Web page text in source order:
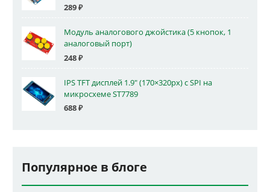
289₽
Модуль аналогового джойстика (5 кнопок, 1
аналоговый порт)
248₽
IPS TFT дисплей 1.9" (170×320px) с SPI на
микросхеме ST7789
688₽
Популярное в блоге